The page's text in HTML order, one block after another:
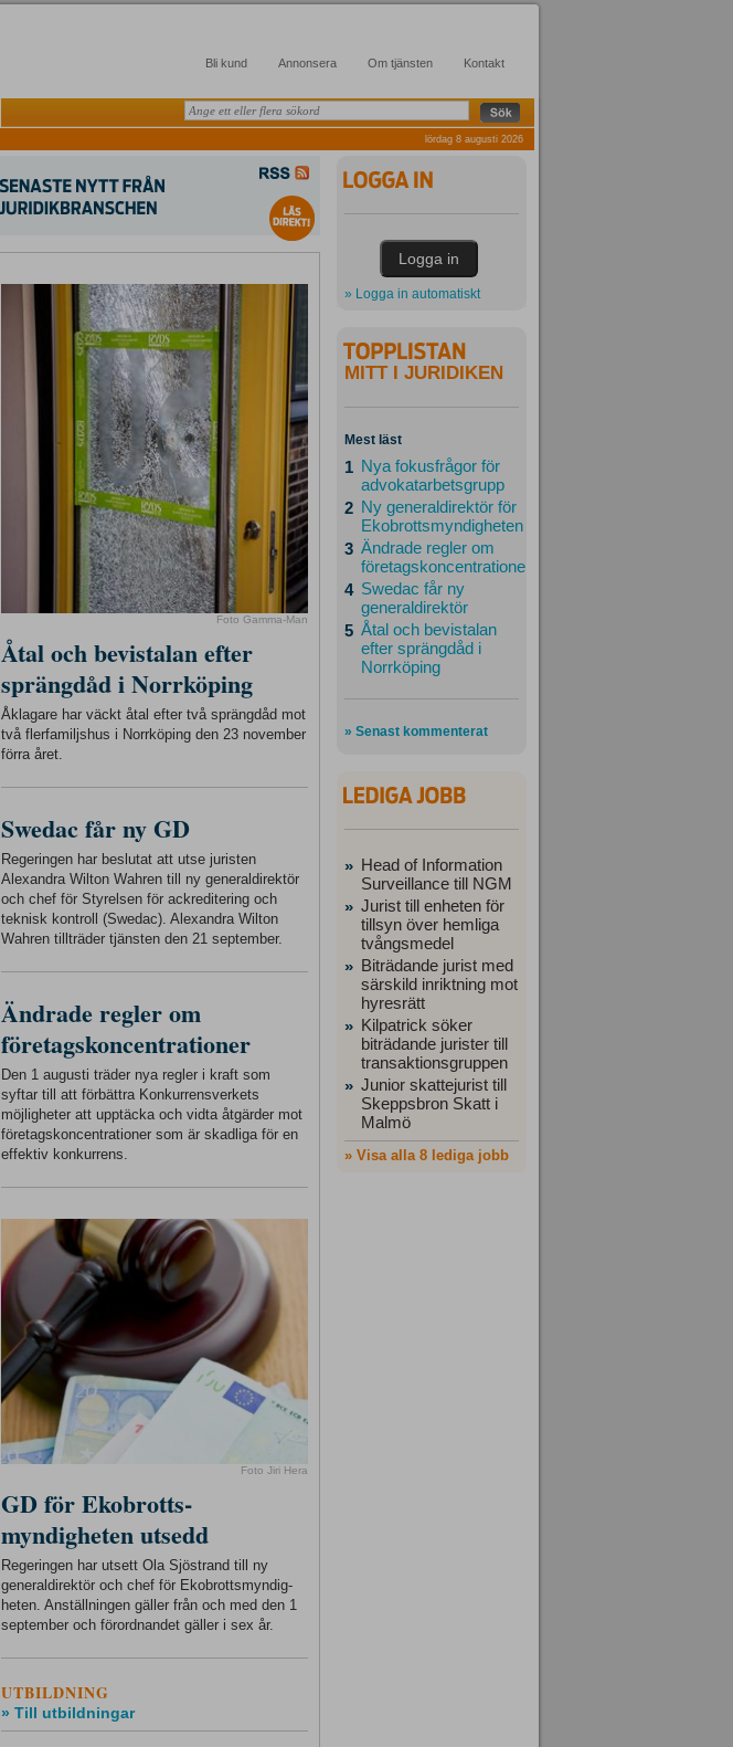
Bli kund Annonsera Om tjänsten Kontakt
lördag 8 augusti 2026
Foto Gamma-Man
Åtal och bevistalan efter
sprängdåd i Norrköping
Åklagare har väckt åtal efter två sprängdåd mot
två flerfamiljshus i Norrköping den 23 november
förra året.
Swedac får ny GD
Regeringen har beslutat att utse juristen
Alexandra Wilton Wahren till ny generaldirektör
och chef för Styrelsen för ackreditering och
teknisk kontroll (Swedac). Alexandra Wilton
Wahren tillträder tjänsten den 21 september.
Ändrade regler om
företagskoncentrationer
Den 1 augusti träder nya regler i kraft som
syftar till att förbättra Konkurrensverkets
möjligheter att upptäcka och vidta åtgärder mot
företagskoncentrationer som är skadliga för en
effektiv konkurrens.
Foto Jiri Hera
GD för Ekobrotts-
myndigheten utsedd
Regeringen har utsett Ola Sjöstrand till ny
generaldirektör och chef för Ekobrottsmyndig-
heten. Anställningen gäller från och med den 1
september och förordnandet gäller i sex år.
UTBILDNING
» Till utbildningar
» Logga in automatiskt
MITT I JURIDIKEN
Mest läst
1 Nya fokusfrågor för
advokatarbetsgrupp
2 Ny generaldirektör för
Ekobrottsmyndigheten
3 Ändrade regler om
företagskoncentrationer
4 Swedac får ny
generaldirektör
5 Åtal och bevistalan
efter sprängdåd i
Norrköping
» Senast kommenterat
» Head of Information
Surveillance till NGM
» Jurist till enheten för
tillsyn över hemliga
tvångsmedel
» Biträdande jurist med
särskild inriktning mot
hyresrätt
» Kilpatrick söker
biträdande jurister till
transaktionsgruppen
» Junior skattejurist till
Skeppsbron Skatt i
Malmö
» Visa alla 8 lediga jobb